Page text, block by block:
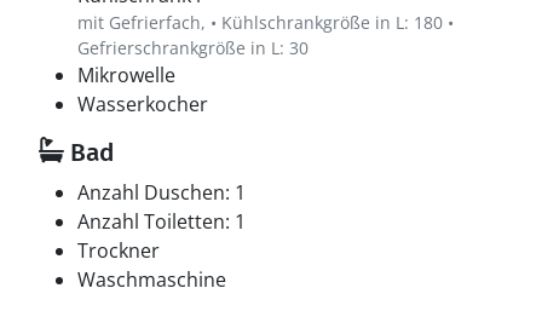
mit Gefrierfach, • Kühlschrankgröße in L: 180 •
Gefrierschrankgröße in L: 30
Mikrowelle
Wasserkocher
Bad
Anzahl Duschen: 1
Anzahl Toiletten: 1
Trockner
Waschmaschine